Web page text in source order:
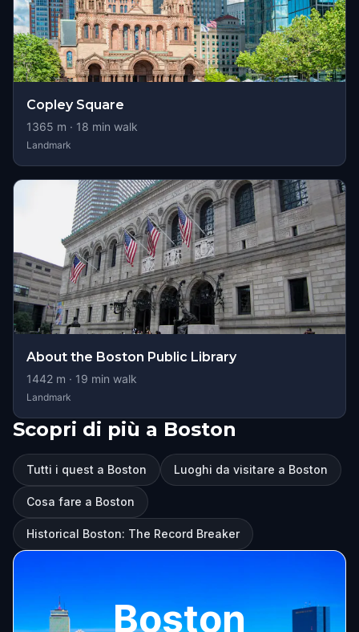
Copley Square
1365 m · 18 min walk
Landmark
About the Boston Public Library
1442 m · 19 min walk
Landmark
Scopri di più a Boston
Tutti i quest a Boston Luoghi da visitare a Boston
Cosa fare a Boston
Historical Boston: The Record Breaker
Boston